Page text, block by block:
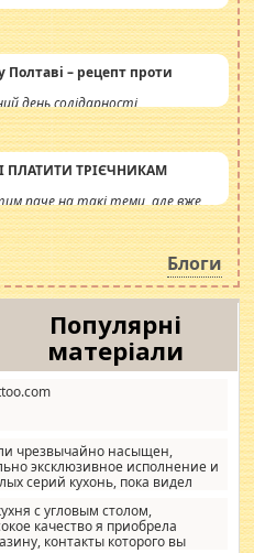
Полтаві – рецепт проти
день солідарності
ПЛАТИТИ ТРІЄЧНИКАМ
паче на такі теми, але вже
сьогоднішні інсенуації
питання. Штучно
соціальна катастрофа.
Блоги
Популярні
матеріали
чрезвычайно насыщен,
эксклюзивное исполнение и
серий кухонь, пока видел
и что главное -
наворотов удорожающих
с угловым столом,
качество я приобрела
контакты которого вы